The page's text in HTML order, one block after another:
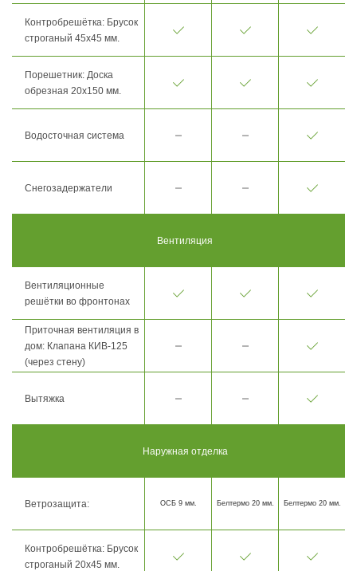
Контробрешётка: Брусок
строганый 45х45 мм.
Порешетник: Доска
обрезная 20х150 мм.
Водосточная система
Снегозадержатели
Вентиляция
Вентиляционные
решётки во фронтонах
Приточная вентиляция в
дом: Клапана КИВ-125
(через стену)
Вытяжка
Наружная отделка
Ветрозащита: ОСБ 9 мм. Белтермо 20 мм. Белтермо 20 мм.
Контробрешётка: Брусок
строганый 20х45 мм.